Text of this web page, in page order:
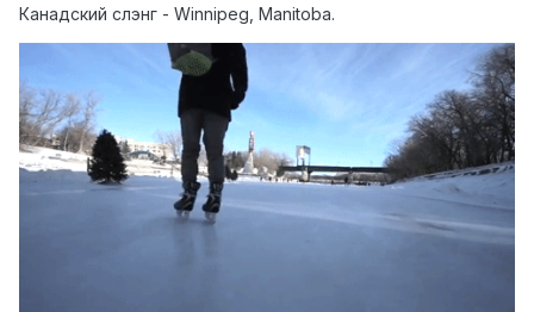
Канадский слэн г - Winnipeg, Manitoba.